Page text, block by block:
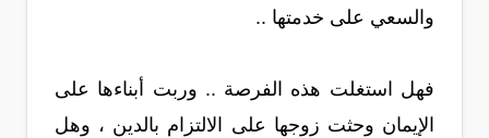
والسعي على خدمتها ..
فهل استغلت هذه الفرصة .. وربت أبناءها على
الإيمان وحثت زوجها على الالتزام بالدين ، وهل